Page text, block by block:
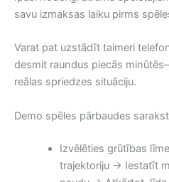
savu izmaksas laiku pirms
Varat pat uzstādīt taimeri
desmit raundus piecās
reālas spriedzes situāciju.
Demo spēles pārbaudes
Izvēlēties grūtības
trajektoriju → Iestatīt